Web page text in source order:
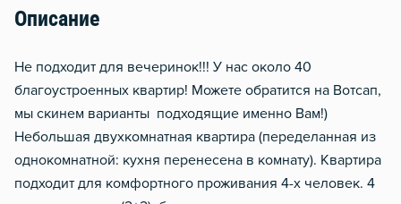
Отопление
Балкон
Москитная сеть
Водонагреватель
Домофон
Описание
Не подходит для вечеринок!!! У нас около 40
благоустроенных квартир! Можете обратится на Вотсап,
мы скинем варианты подходящие именно Вам!)
Небольшая двухкомнатная квартира (переделанная из
однокомнатной: кухня перенесена в комнату). Квартира
подходит для комфортного проживания 4-х человек. 4